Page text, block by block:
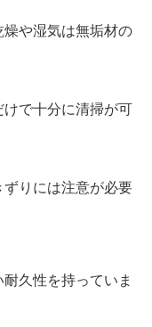
燥や湿気は無垢材の
で十分に清掃が可
りには注意が必要
久性を持っていま